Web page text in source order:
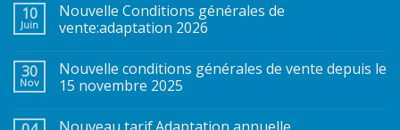
10
Juin
Nouvelle Conditions générales de
vente:adaptation 2026
30
Nov
Nouvelle conditions générales de vente depuis le
15 novembre 2025